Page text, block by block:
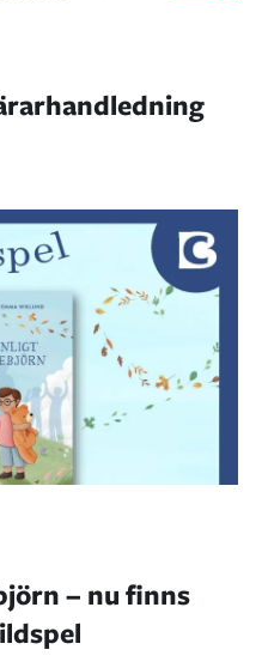
– nu finns